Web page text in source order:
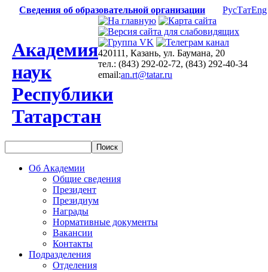
Сведения об образовательной организации РусТатEng
Академия
наук
Республики
Татарстан
420111, Казань, ул. Баумана, 20
тел.: (843) 292-02-72, (843) 292-40-34
email:an.rt@tatar.ru
Об Академии
Общие сведения
Президент
Президиум
Награды
Нормативные документы
Вакансии
Контакты
Подразделения
Отделения